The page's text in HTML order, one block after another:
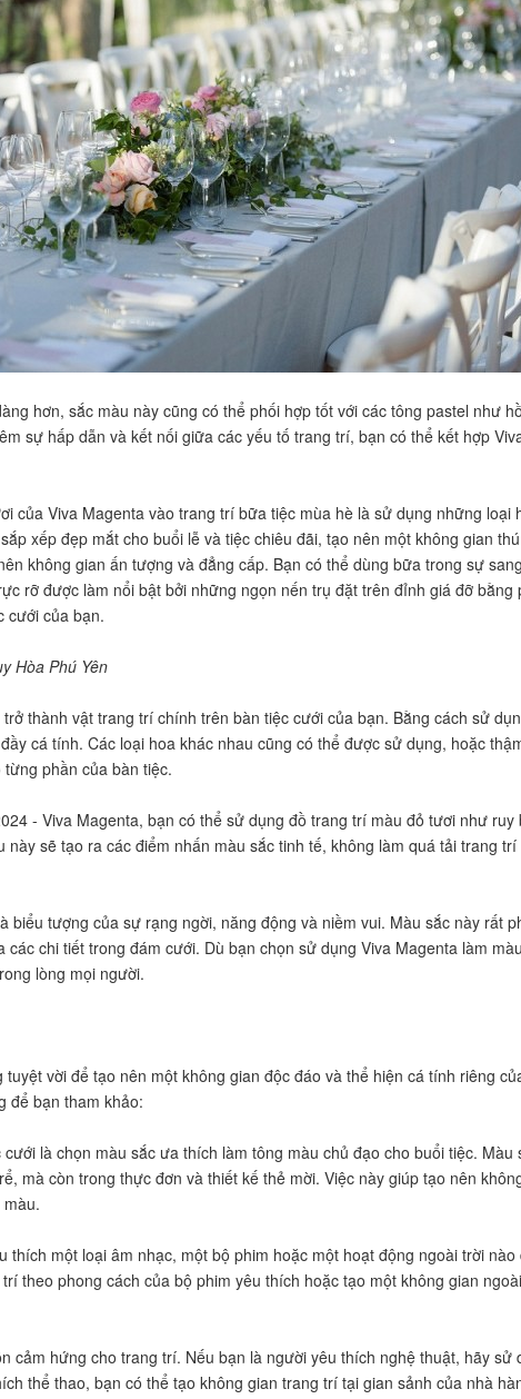
hơn, sắc màu này cũng có thể phối hợp tốt với các tông pastel như
sự hấp dẫn và kết nối giữa các yếu tố trang trí, bạn có thể kết hợp
của Viva Magenta vào trang trí bữa tiệc mùa hè là sử dụng những loại
xếp đẹp mắt cho buổi lễ và tiệc chiêu đãi, tạo nên một không gian
không gian ấn tượng và đẳng cấp. Bạn có thể dùng bữa trong sự
rỡ được làm nổi bật bởi những ngọn nến trụ đặt trên đỉnh giá đỡ
cưới của bạn.
Hòa Phú Yên
thành vật trang trí chính trên bàn tiệc cưới của bạn. Bằng cách sử
cá tính. Các loại hoa khác nhau cũng có thể được sử dụng, hoặc
phần của bàn tiệc.
- Viva Magenta, bạn có thể sử dụng đồ trang trí màu đỏ tươi như
sẽ tạo ra các điểm nhấn màu sắc tinh tế, không làm quá tải trang
biểu tượng của sự rạng ngời, năng động và niềm vui. Màu sắc này rất
chi tiết trong đám cưới. Dù bạn chọn sử dụng Viva Magenta làm
lòng mọi người.
vời để tạo nên một không gian độc đáo và thể hiện cá tính riêng
để bạn tham khảo:
là chọn màu sắc ưa thích làm tông màu chủ đạo cho buổi tiệc.
mà còn trong thực đơn và thiết kế thẻ mời. Việc này giúp tạo nên
thích một loại âm nhạc, một bộ phim hoặc một hoạt động ngoài trời
theo phong cách của bộ phim yêu thích hoặc tạo một không gian
cảm hứng cho trang trí. Nếu bạn là người yêu thích nghệ thuật, hãy
thể thao, bạn có thể tạo không gian trang trí tại gian sảnh của nhà